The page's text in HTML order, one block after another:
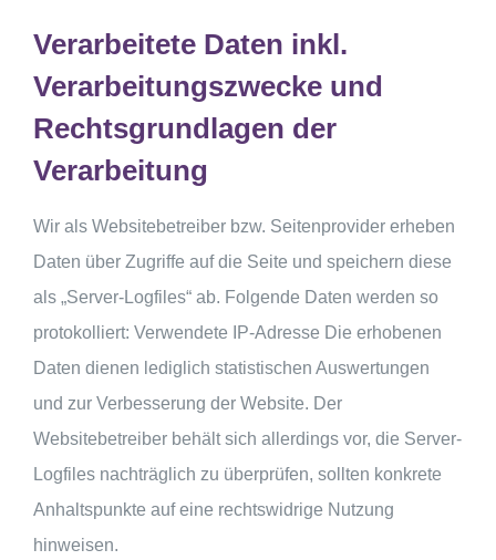
Verarbeitete Daten inkl.
Verarbeitungszwecke und
Rechtsgrundlagen der
Verarbeitung
Wir als Websitebetreiber bzw. Seitenprovider erheben
Daten über Zugriffe auf die Seite und speichern diese
als „Server-Logfiles“ ab. Folgende Daten werden so
protokolliert: Verwendete IP-Adresse Die erhobenen
Daten dienen lediglich statistischen Auswertungen
und zur Verbesserung der Website. Der
Websitebetreiber behält sich allerdings vor, die Server-
Logfiles nachträglich zu überprüfen, sollten konkrete
Anhaltspunkte auf eine rechtswidrige Nutzung
hinweisen.